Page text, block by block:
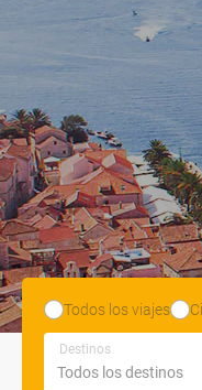
Todos los viajes
Destinos